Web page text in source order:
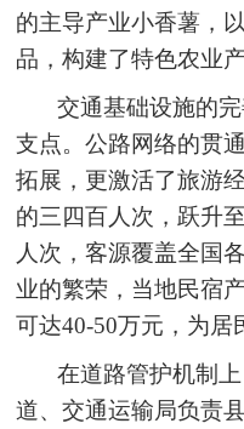
的主导产业小香薯，
品，构建了特色农业
交通基础设施的
支点。公路网络的贯
拓展，更激活了旅游
的三四百人次，跃升
人次，客源覆盖全国
业的繁荣，当地民宿
可达40-50万元，为居
在道路管护机制
道、交通运输局负责